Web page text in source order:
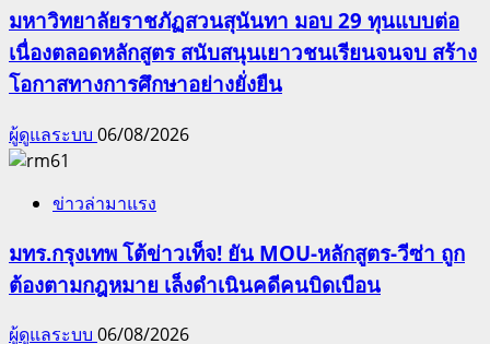
มหาวิทยาลัยราชภัฏสวนสุนันทา มอบ 29 ทุนแบบต่อ
เนื่องตลอดหลักสูตร สนับสนุนเยาวชนเรียนจนจบ สร้าง
โอกาสทางการศึกษาอย่างยั่งยืน
ผู้ดูแลระบบ 06/08/2026
ข่าวล่ามาแรง
มทร.กรุงเทพ โต้ข่าวเท็จ! ยัน MOU-หลักสูตร-วีซ่า ถูก
ต้องตามกฎหมาย เล็งดำเนินคดีคนบิดเบือน
ผู้ดูแลระบบ 06/08/2026